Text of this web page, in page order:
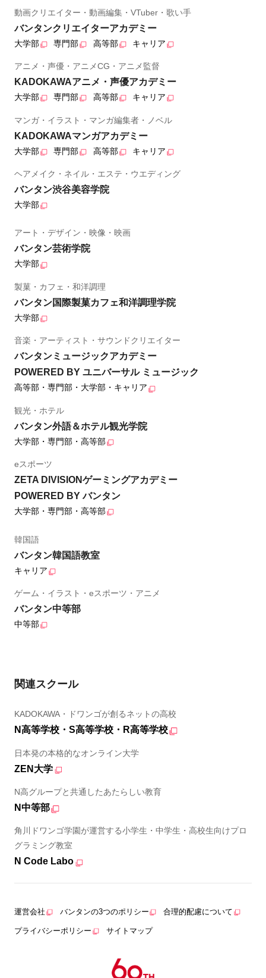
動画クリエイター・動画編集・VTuber・歌い手
バンタンクリエイターアカデミー
大学部 専門部 高等部 キャリア
アニメ・声優・アニメCG・アニメ監督
KADOKAWAアニメ・声優アカデミー
大学部 専門部 高等部 キャリア
マンガ・イラスト・マンガ編集者・ノベル
KADOKAWAマンガアカデミー
大学部 専門部 高等部 キャリア
ヘアメイク・ネイル・エステ・ウエディング
バンタン渋谷美容学院
大学部
アート・デザイン・映像・映画
バンタン芸術学院
大学部
製菓・カフェ・和洋調理
バンタン国際製菓カフェ和洋調理学院
大学部
音楽・アーティスト・サウンドクリエイター
バンタンミュージックアカデミー
POWERED BY ユニバーサル ミュージック
高等部・専門部・大学部・キャリア
観光・ホテル
バンタン外語＆ホテル観光学院
大学部・専門部・高等部
eスポーツ
ZETA DIVISIONゲーミングアカデミー
POWERED BY バンタン
大学部・専門部・高等部
韓国語
バンタン韓国語教室
キャリア
ゲーム・イラスト・eスポーツ・アニメ
バンタン中等部
中等部
関連スクール
KADOKAWA・ドワンゴが創るネットの高校
N高等学校・S高等学校・R高等学校
日本発の本格的なオンライン大学
ZEN大学
N高グループと共通したあたらしい教育
N中等部
角川ドワンゴ学園が運営する小学生・中学生・高校生向けプロ
グラミング教室
N Code Labo
運営会社 バンタンの3つのポリシー 合理的配慮について
プライバシーポリシー サイトマップ